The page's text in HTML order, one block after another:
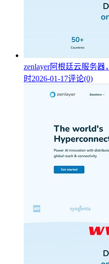
zenlayer阿根廷云服务
时2026-01-17评论(0)